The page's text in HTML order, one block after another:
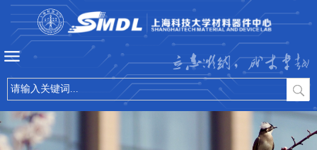
立志微纳，成才卓越